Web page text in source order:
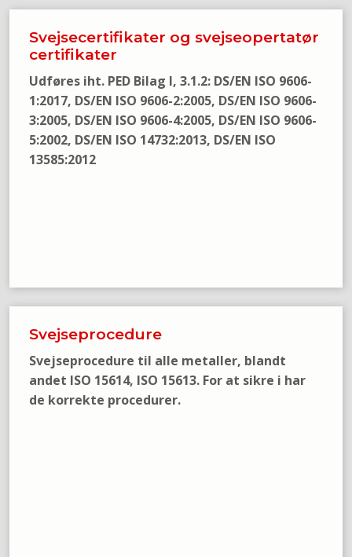
Svejsecertifikater og svejseopertatør
certifikater
Udføres iht. PED Bilag I, 3.1.2: DS/EN ISO 9606-
1:2017, DS/EN ISO 9606-2:2005, DS/EN ISO 9606-
3:2005, DS/EN ISO 9606-4:2005, DS/EN ISO 9606-
5:2002, DS/EN ISO 14732:2013, DS/EN ISO
13585:2012​
Svejseprocedure
Svejseprocedure til alle metaller, blandt
andet ISO 15614, ISO 15613. For at sikre i har
de korrekte procedurer.